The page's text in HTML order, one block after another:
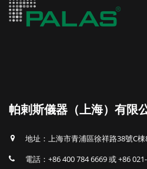
帕剌斯儀器（上海）有限
地址：上海市青浦區徐祥路38號C棟
電話：+86 400 784 6669 或 +86